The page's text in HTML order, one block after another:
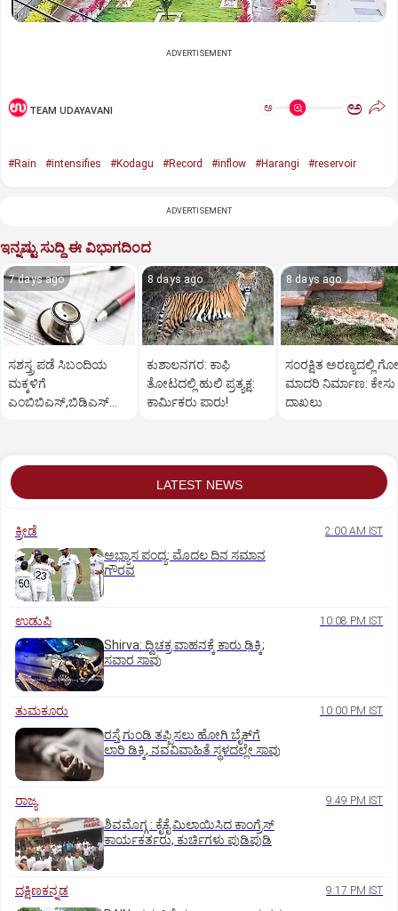
ADVERTISEMENT
TEAM UDAYAVANI ಅ ಅ
#Rain #intensifies #Kodagu #Record #inflow #Harangi #reservoir
ADVERTISEMENT
ಇನ್ನಷ್ಟು ಸುದ್ದಿ ಈ ವಿಭಾಗದಿಂದ
7 days ago
ಸಶಸ್ತ್ರ ಪಡೆ ಸಿಬಂದಿಯ
ಮಕ್ಕಳಿಗೆ
ಎಂಬಿಬಿಎಸ್‌,ಬಿಡಿಎಸ್‌
8 days ago
ಕುಶಾಲನಗರ: ಕಾಫಿ
ತೋಟದಲ್ಲಿ ಹುಲಿ ಪ್ರತ್ಯಕ್ಷ:
ಕಾರ್ಮಿಕರು ಪಾರು!
8 days ago
ಸಂರಕ್ಷಿತ ಅರಣ್ಯದಲ್ಲಿ
ಮಾದರಿ ನಿರ್ಮಾಣ: ಕೇಸು
ದಾಖಲು
LATEST NEWS
ಕ್ರೀಡೆ 2:00 AM IST
ಅಭ್ಯಾಸ ಪಂದ್ಯ: ಮೊದಲ ದಿನ ಸಮಾನ
ಗೌರವ
ಉಡುಪಿ 10:08 PM IST
Shirva: ದ್ವಿಚಕ್ರ ವಾಹನಕ್ಕೆ ಕಾರು ಢಿಕ್ಕಿ;
ಸವಾರ ಸಾವು
ತುಮಕೂರು 10:00 PM IST
ರಸ್ತೆ ಗುಂಡಿ ತಪ್ಪಿಸಲು ಹೋಗಿ ಬೈಕ್‌ಗೆ
ಲಾರಿ ಡಿಕ್ಕಿ, ನವವಿವಾಹಿತೆ ಸ್ಥಳದಲ್ಲೇ ಸಾವು
ರಾಜ್ಯ 9:49 PM IST
ಶಿವಮೊಗ್ಗ : ಕೈಕೈ ಮಿಲಾಯಿಸಿದ ಕಾಂಗ್ರೆಸ್
ಕಾರ್ಯಕರ್ತರು, ಕುರ್ಚಿಗಳು ಪುಡಿಪುಡಿ
ದಕ್ಷಿಣಕನ್ನಡ 9:17 PM IST